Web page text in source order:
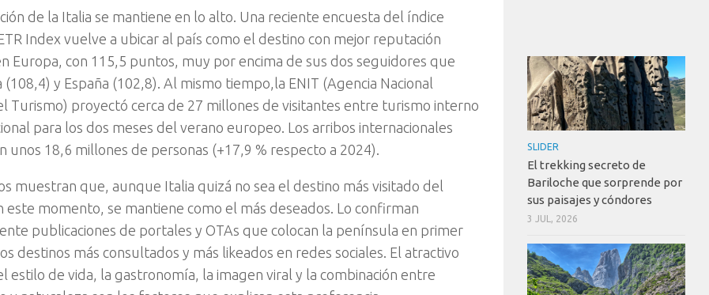
de la Italia se mantiene en lo alto. Una reciente encuesta del índice
Index vuelve a ubicar al país como el destino con mejor reputación
Europa, con 115,5 puntos, muy por encima de sus dos seguidores que
(108,4) y España (102,8). Al mismo tiempo,la ENIT (Agencia Nacional
Turismo) proyectó cerca de 27 millones de visitantes entre turismo interno
para los dos meses del verano europeo. Los arribos internacionales
unos 18,6 millones de personas (+17,9 % respecto a 2024).
muestran que, aunque Italia quizá no sea el destino más visitado del
este momento, se mantiene como el más deseados. Lo confirman
publicaciones de portales y OTAs que colocan la península en primer
destinos más consultados y más likeados en redes sociales. El atractivo
estilo de vida, la gastronomía, la imagen viral y la combinación entre
SLIDER
El trekking secreto de
Bariloche que sorprende por
sus paisajes y cóndores
3 JUL, 2026